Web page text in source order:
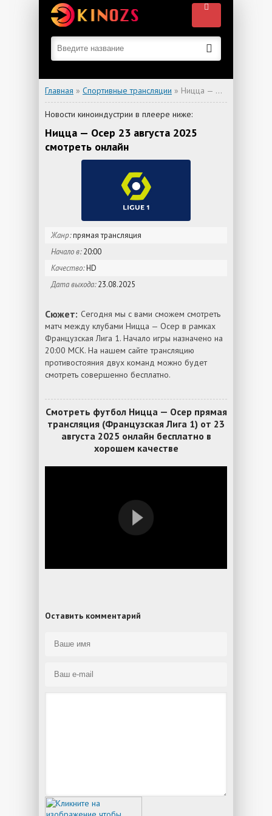
Главная » Спортивные трансляции » Ницца — Осер
Новости киноиндустрии в плеере ниже:
Ницца — Осер 23 августа 2025
смотреть онлайн
Жанр:прямая трансляция
Начало в:20:00
Качество:HD
Дата выхода:23.08.2025
Сюжет: Сегодня мы с вами сможем смотреть
матч между клубами Ницца — Осер в рамках
Французская Лига 1. Начало игры назначено на
20:00 МСК. На нашем сайте трансляцию
противостояния двух команд можно будет
смотреть совершенно бесплатно.
Смотреть футбол Ницца — Осер прямая
трансляция (Французская Лига 1) от 23
августа 2025 онлайн бесплатно в
хорошем качестве
Оставить комментарий